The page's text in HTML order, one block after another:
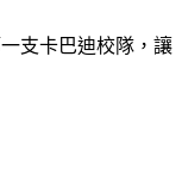
支卡巴迪校隊，讓